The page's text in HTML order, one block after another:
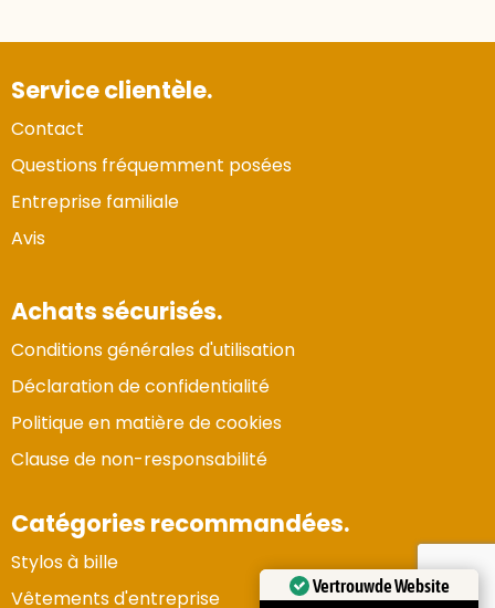
Service clientèle.
Contact
Questions fréquemment posées
Entreprise familiale
Avis
Achats sécurisés.
Conditions générales d'utilisation
Déclaration de confidentialité
Politique en matière de cookies
Clause de non-responsabilité
Catégories recommandées.
Stylos à bille
Vêtements d'entreprise
Vertrouwde Website